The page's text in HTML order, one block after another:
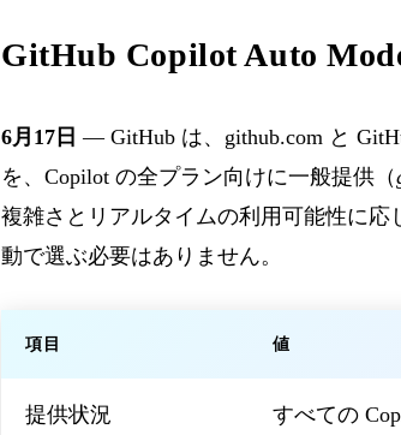
GitHub Copilot Auto
6月17日 — GitHub は、github.com と
を、Copilot の全プラン向けに一般提供（
複雑さとリアルタイムの利用可能性に
動で選ぶ必要はありません。
項目 値
提供状況 すべての